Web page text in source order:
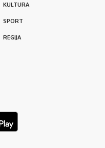
KULTURA
SPORT
REGIJA